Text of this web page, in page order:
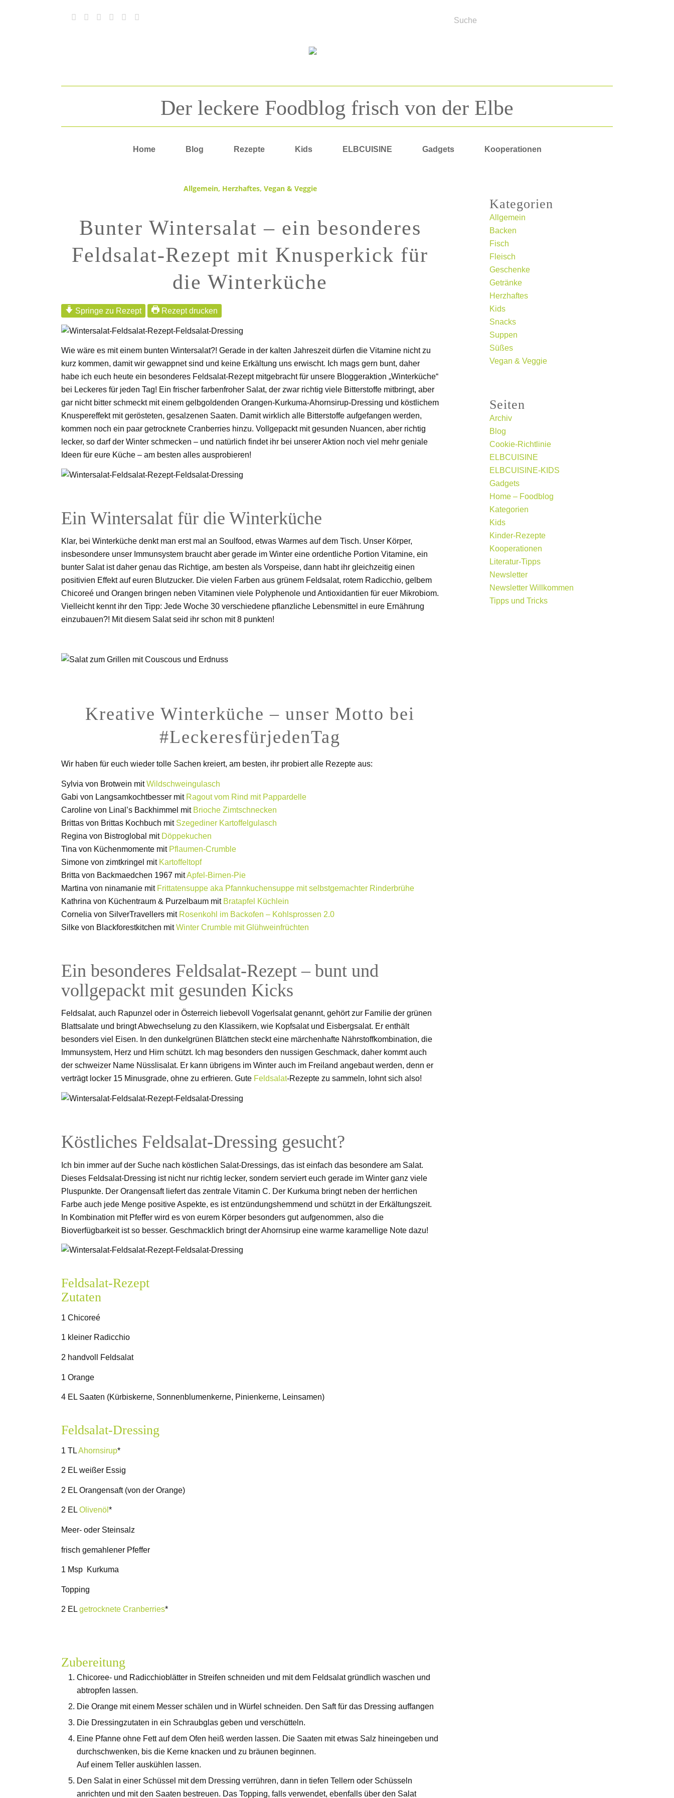
Der leckere Foodblog frisch von der Elbe
Home Blog Rezepte Kids ELBCUISINE Gadgets Kooperationen
Allgemein, Herzhaftes, Vegan & Veggie
Bunter Wintersalat – ein besonderes
Feldsalat-Rezept mit Knusperkick für
die Winterküche
Springe zu Rezept
Wie wäre es mit einem bunten Wintersalat?! Gerade in der kalten Jahreszeit dürfen die Vitamine nicht zu
kurz kommen, damit wir gewappnet sind und keine Erkältung uns erwischt. Ich mags gern bunt, daher
habe ich euch heute ein besonderes Feldsalat-Rezept mitgebracht für unsere Bloggeraktion „Winterküche“
bei Leckeres für jeden Tag! Ein frischer farbenfroher Salat, der zwar richtig viele Bitterstoffe mitbringt, aber
gar nicht bitter schmeckt mit einem gelbgoldenden Orangen-Kurkuma-Ahornsirup-Dressing und köstlichem
Knuspereffekt mit gerösteten, gesalzenen Saaten. Damit wirklich alle Bitterstoffe aufgefangen werden,
kommen noch ein paar getrocknete Cranberries hinzu. Vollgepackt mit gesunden Nuancen, aber richtig
lecker, so darf der Winter schmecken – und natürlich findet ihr bei unserer Aktion noch viel mehr geniale
Ideen für eure Küche – am besten alles ausprobieren!
Ein Wintersalat für die Winterküche
Klar, bei Winterküche denkt man erst mal an Soulfood, etwas Warmes auf dem Tisch. Unser Körper,
insbesondere unser Immunsystem braucht aber gerade im Winter eine ordentliche Portion Vitamine, ein
bunter Salat ist daher genau das Richtige, am besten als Vorspeise, dann habt ihr gleichzeitig einen
positivien Effekt auf euren Blutzucker. Die vielen Farben aus grünem Feldsalat, rotem Radicchio, gelbem
Chicoreé und Orangen bringen neben Vitaminen viele Polyphenole und Antioxidantien für euer Mikrobiom.
Vielleicht kennt ihr den Tipp: Jede Woche 30 verschiedene pflanzliche Lebensmittel in eure Ernährung
einzubauen?! Mit diesem Salat seid ihr schon mit 8 punkten!
Kreative Winterküche – unser Motto bei
#LeckeresfürjedenTag
Wir haben für euch wieder tolle Sachen kreiert, am besten, ihr probiert alle Rezepte aus:
Sylvia von Brotwein mitWildschweingulasch
Gabi von Langsamkochtbesser mit Ragout vom Rind mit Pappardelle
Caroline von Linal’s Backhimmel mit Brioche Zimtschnecken
Brittas von Brittas Kochbuch mit Szegediner Kartoffelgulasch
Regina von Bistroglobal mit Döppekuchen
Tina von Küchenmomente mit Pflaumen-Crumble
Simone von zimtkringel mit Kartoffeltopf
Britta von Backmaedchen 1967 mitApfel-Birnen-Pie
Martina von ninamanie mit Frittatensuppe aka Pfannkuchensuppe mit selbstgemachter Rinderbrühe
Kathrina von Küchentraum & Purzelbaum mit Bratapfel Küchlein
Cornelia von SilverTravellers mit Rosenkohl im Backofen – Kohlsprossen 2.0
Silke von Blackforestkitchen mitWinter Crumble mit Glühweinfrüchten
Ein besonderes Feldsalat-Rezept – bunt und
vollgepackt mit gesunden Kicks
Feldsalat, auch Rapunzel oder in Österreich liebevoll Vogerlsalat genannt, gehört zur Familie der grünen
Blattsalate und bringt Abwechselung zu den Klassikern, wie Kopfsalat und Eisbergsalat. Er enthält
besonders viel Eisen. In den dunkelgrünen Blättchen steckt eine märchenhafte Nährstoffkombination, die
Immunsystem, Herz und Hirn schützt. Ich mag besonders den nussigen Geschmack, daher kommt auch
der schweizer Name Nüsslisalat. Er kann übrigens im Winter auch im Freiland angebaut werden, denn er
verträgt locker 15 Minusgrade, ohne zu erfrieren. Gute Feldsalat-Rezepte zu sammeln, lohnt sich also!
Köstliches Feldsalat-Dressing gesucht?
Ich bin immer auf der Suche nach köstlichen Salat-Dressings, das ist einfach das besondere am Salat.
Dieses Feldsalat-Dressing ist nicht nur richtig lecker, sondern serviert euch gerade im Winter ganz viele
Pluspunkte. Der Orangensaft liefert das zentrale Vitamin C. Der Kurkuma bringt neben der herrlichen
Farbe auch jede Menge positive Aspekte, es ist entzündungshemmend und schützt in der Erkältungszeit.
In Kombination mit Pfeffer wird es von eurem Körper besonders gut aufgenommen, also die
Bioverfügbarkeit ist so besser. Geschmacklich bringt der Ahornsirup eine warme karamellige Note dazu!
Feldsalat-Rezept
Zutaten
1 Chicoreé
1 kleiner Radicchio
2 handvoll Feldsalat
1 Orange
4 EL Saaten (Kürbiskerne, Sonnenblumenkerne, Pinienkerne, Leinsamen)
Feldsalat-Dressing
1 TLAhornsirup*
2 EL weißer Essig
2 EL Orangensaft (von der Orange)
2 ELOlivenöl *
Meer- oder Steinsalz
frisch gemahlener Pfeffer
1 Msp Kurkuma
Topping
2 ELgetrocknete Cranberries*
Zubereitung
Chicoree- und Radicchioblätter in Streifen schneiden und mit dem Feldsalat gründlich waschen und
abtropfen lassen.
Die Orange mit einem Messer schälen und in Würfel schneiden. Den Saft für das Dressing auffangen
Die Dressingzutaten in ein Schraubglas geben und verschütteln.
Eine Pfanne ohne Fett auf dem Ofen heiß werden lassen. Die Saaten mit etwas Salz hineingeben und
durchschwenken, bis die Kerne knacken und zu bräunen beginnen.
Auf einem Teller auskühlen lassen.
Den Salat in einer Schüssel mit dem Dressing verrühren, dann in tiefen Tellern oder Schüsseln
anrichten und mit den Saaten bestreuen. Das Topping, falls verwendet, ebenfalls über den Salat
Kategorien
Allgemein
Backen
Fisch
Fleisch
Geschenke
Getränke
Herzhaftes
Kids
Snacks
Suppen
Süßes
Vegan & Veggie
Seiten
Archiv
Blog
Cookie-Richtlinie
ELBCUISINE
ELBCUISINE-KIDS
Gadgets
Home – Foodblog
Kategorien
Kids
Kinder-Rezepte
Kooperationen
Literatur-Tipps
Newsletter
Newsletter Willkommen
Tipps und Tricks